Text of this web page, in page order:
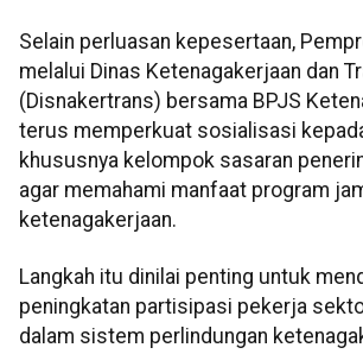
Selain perluasan kepesertaan,
melalui Dinas Ketenagakerjaan dan
(Disnakertrans) bersama BPJS
terus memperkuat sosialisasi
khususnya kelompok sasaran
agar memahami manfaat program
ketenagakerjaan.
Langkah itu dinilai penting untuk
peningkatan partisipasi pekerja
dalam sistem perlindungan